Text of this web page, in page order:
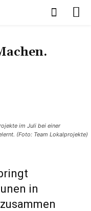
im Juli bei einer
(Foto: Team Lokalprojekte)
in